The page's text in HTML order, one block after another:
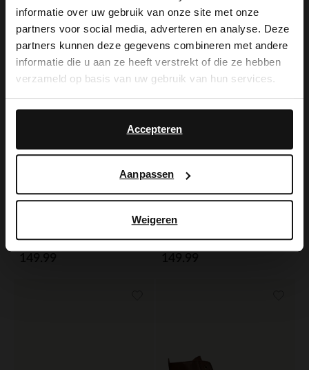
informatie over uw gebruik van onze site met onze
partners voor social media, adverteren en analyse. Deze
partners kunnen deze gegevens combineren met andere
informatie die u aan ze heeft verstrekt of die ze hebben
verzameld op basis van uw gebruik van hun services.
Accepteren
Aanpassen
Weigeren
149.99
NEW
Manfield
NEW
View this website in English?
It looks like your language isn't Dutch. Would
you like to switch to English?
English